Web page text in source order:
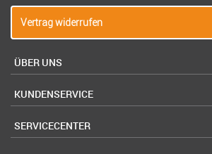
Vertrag widerrufen
ÜBER UNS
KUNDENSERVICE
SERVICECENTER